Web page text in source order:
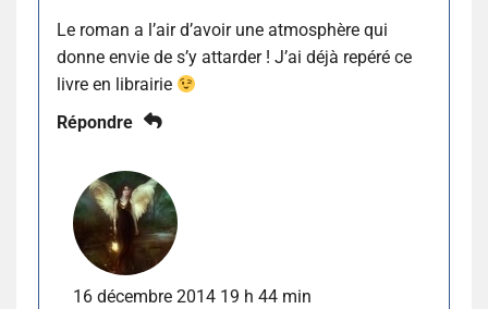
Le roman a l’air d’avoir une atmosphère qui
donne envie de s’y attarder ! J’ai déjà repéré ce
livre en librairie
Répondre
16 décembre 2014 19 h 44 min